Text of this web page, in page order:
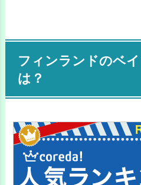
フィンランドのベ
は？